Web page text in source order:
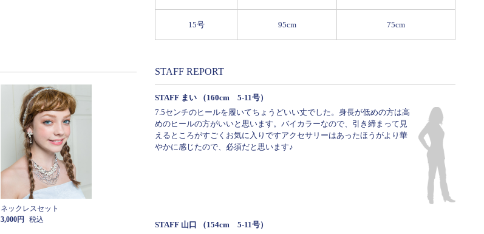
ネックレスセット
3,000円
税込
15号 95cm 75cm
STAFF REPORT
STAFF まい
（160cm 5-11号）
7.5センチのヒールを履いてちょうどいい丈でした。身長が低めの方は高
めのヒールの方がいいと思います。バイカラーなので、引き締まって見
えるところがすごくお気に入りですアクセサリーはあったほうがより華
やかに感じたので、必須だと思います♪
STAFF 山口
（154cm 5-11号）